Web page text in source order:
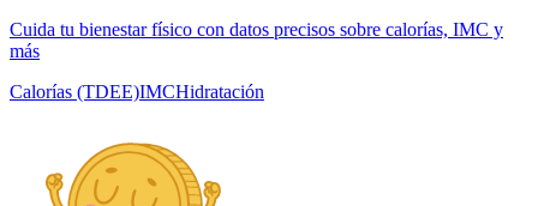
Cuida tu bienestar físico con datos precisos sobre calorías, IMC y
más
Calorías (TDEE)IMCHidratación